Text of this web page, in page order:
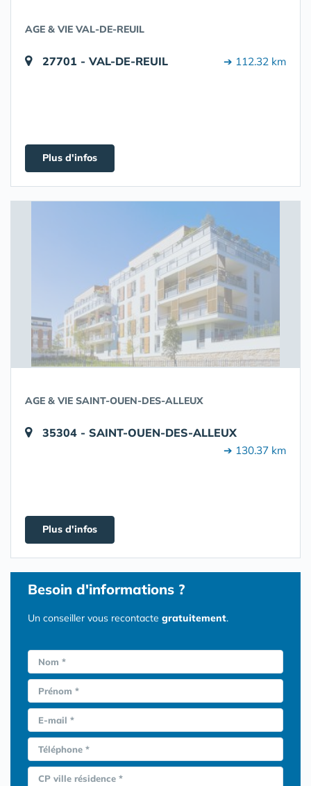
AGE & VIE VAL-DE-REUIL
27701 - VAL-DE-REUIL ➔ 112.32 km
Plus d'infos
AGE & VIE SAINT-OUEN-DES-ALLEUX
35304 - SAINT-OUEN-DES-ALLEUX
➔ 130.37 km
Plus d'infos
Besoin d'informations ?
Un conseiller vous recontacte gratuitement.
Nom *
Prénom *
E-mail *
Téléphone *
CP ville résidence *